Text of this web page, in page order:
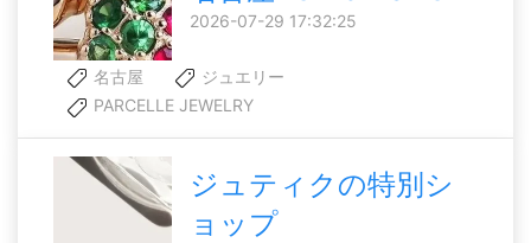
2026-07-29 17:32:25
名古屋
ジュエリー
PARCELLE JEWELRY
ジュティクの特別シ
ョップ